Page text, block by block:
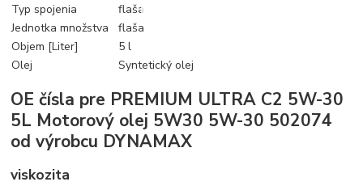
Typ spojenia
flaša
Jednotka množstva
flaša
Objem [Liter]
5 l
Olej
Syntetický olej
OE čísla pre PREMIUM ULTRA C2 5W-30
5L Motorový olej 5W30 5W-30 502074
od výrobcu DYNAMAX
viskozita